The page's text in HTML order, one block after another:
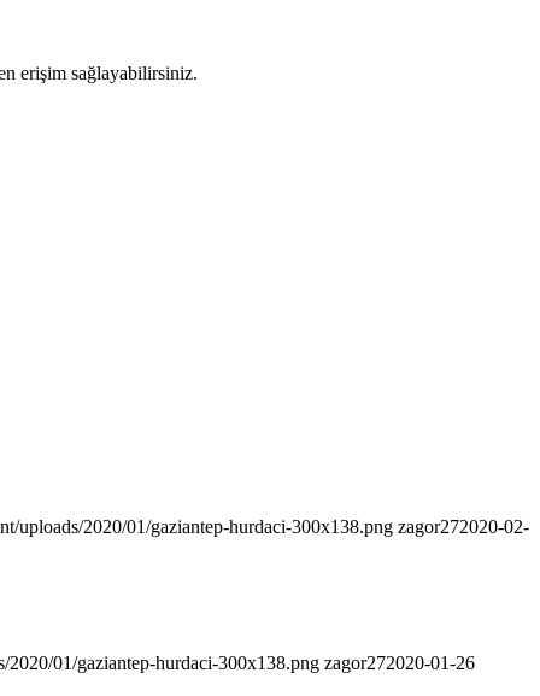
erişim sağlayabilirsiniz.
uploads/2020/01/gaziantep-hurdaci-300x138.png zagor272020-02-
01/gaziantep-hurdaci-300x138.png zagor272020-01-26